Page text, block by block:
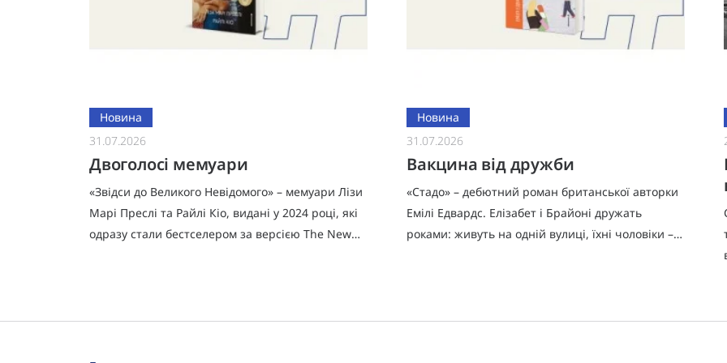
Новина
31.07.2026
Двоголосі мемуари
«Звідси до Великого Невідомого» – мемуари Лізи
Марі Преслі та Райлі Кіо, видані у 2024 році, які
одразу стали бестселером за версією The New
Новина
31.07.2026
Вакцина від дружби
«Стадо» – дебютний роман британської авторки
Емілі Едвардс. Елізабет і Брайоні дружать
роками: живуть на одній вулиці, їхні чоловіки –